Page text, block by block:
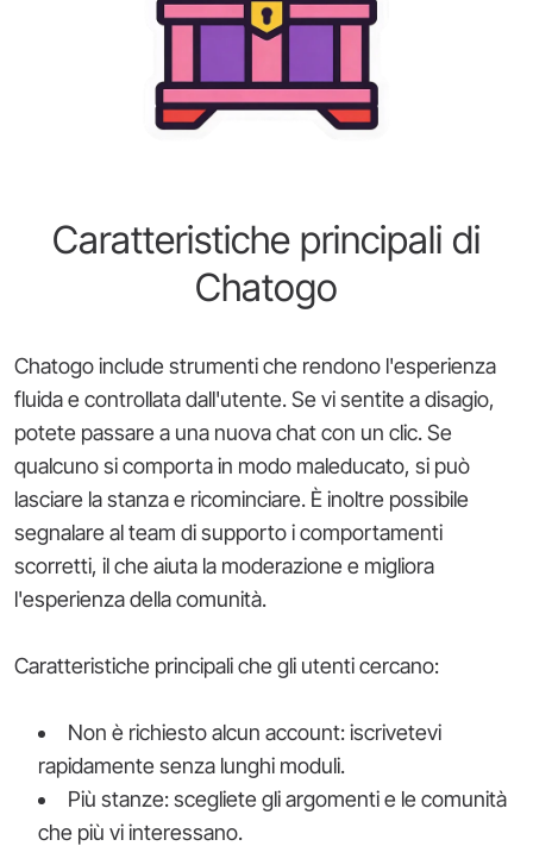
Caratteristiche principali di
Chatogo
Chatogo include strumenti che rendono l'esperienza
fluida e controllata dall'utente. Se vi sentite a disagio,
potete passare a una nuova chat con un clic. Se
qualcuno si comporta in modo maleducato, si può
lasciare la stanza e ricominciare. È inoltre possibile
segnalare al team di supporto i comportamenti
scorretti, il che aiuta la moderazione e migliora
l'esperienza della comunità.
Caratteristiche principali che gli utenti cercano:
Non è richiesto alcun account: iscrivetevi
rapidamente senza lunghi moduli.
Più stanze: scegliete gli argomenti e le comunità
che più vi interessano.